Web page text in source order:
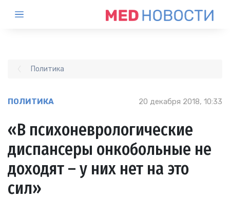
Политика
ПОЛИТИКА 20 декабря 2018, 10:33
«В психоневрологические
диспансеры онкобольные не
доходят – у них нет на это
сил»